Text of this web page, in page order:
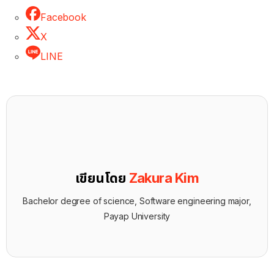
Facebook
X
LINE
เขียนโดย Zakura Kim
Bachelor degree of science, Software engineering major,
Payap University